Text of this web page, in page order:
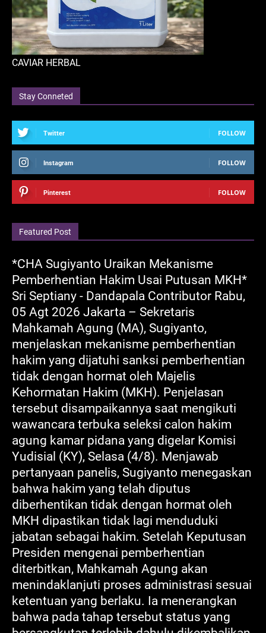
CAVIAR HERBAL
Stay Conneted
Twitter FOLLOW
Instagram FOLLOW
Pinterest FOLLOW
Featured Post
*CHA Sugiyanto Uraikan Mekanisme
Pemberhentian Hakim Usai Putusan MKH*
Sri Septiany - Dandapala Contributor Rabu,
05 Agt 2026 Jakarta – Sekretaris
Mahkamah Agung (MA), Sugiyanto,
menjelaskan mekanisme pemberhentian
hakim yang dijatuhi sanksi pemberhentian
tidak dengan hormat oleh Majelis
Kehormatan Hakim (MKH). Penjelasan
tersebut disampaikannya saat mengikuti
wawancara terbuka seleksi calon hakim
agung kamar pidana yang digelar Komisi
Yudisial (KY), Selasa (4/8). Menjawab
pertanyaan panelis, Sugiyanto menegaskan
bahwa hakim yang telah diputus
diberhentikan tidak dengan hormat oleh
MKH dipastikan tidak lagi menduduki
jabatan sebagai hakim. Setelah Keputusan
Presiden mengenai pemberhentian
diterbitkan, Mahkamah Agung akan
menindaklanjuti proses administrasi sesuai
ketentuan yang berlaku. Ia menerangkan
bahwa pada tahap tersebut status yang